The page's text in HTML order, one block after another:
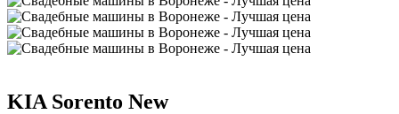
KIA Sorento New